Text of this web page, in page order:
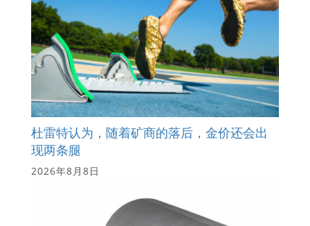
杜雷特认为，随着矿商的落后，金价还会出
现两条腿
2026年8月8日